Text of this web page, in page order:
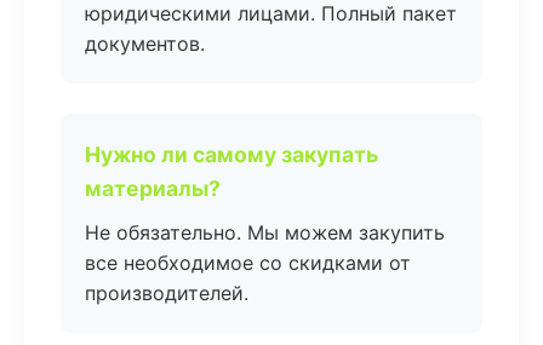
юридическими лицами. Полный пакет
документов.
Нужно ли самому закупать
материалы?
Не обязательно. Мы можем закупить
все необходимое со скидками от
производителей.